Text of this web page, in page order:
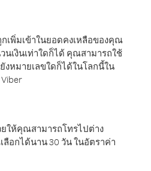
กเพิ่มเข้าในยอดคงเหลือของคุณ
เงินเท่าใดก็ได้ คุณสามารถใช้
หมายเลขใดก็ได้ในโลกนี้ใน
ให้คุณสามารถโทรไปต่าง
อกได้นาน 30 วัน ในอัตราค่า